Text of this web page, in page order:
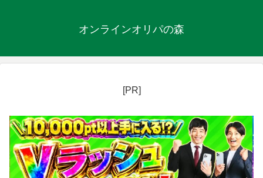
オンラインオリパの森
[PR]